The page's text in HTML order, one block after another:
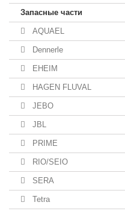
Запасные части
AQUAEL
Dennerle
EHEIM
HAGEN FLUVAL
JEBO
JBL
PRIME
RIO/SEIO
SERA
Tetra